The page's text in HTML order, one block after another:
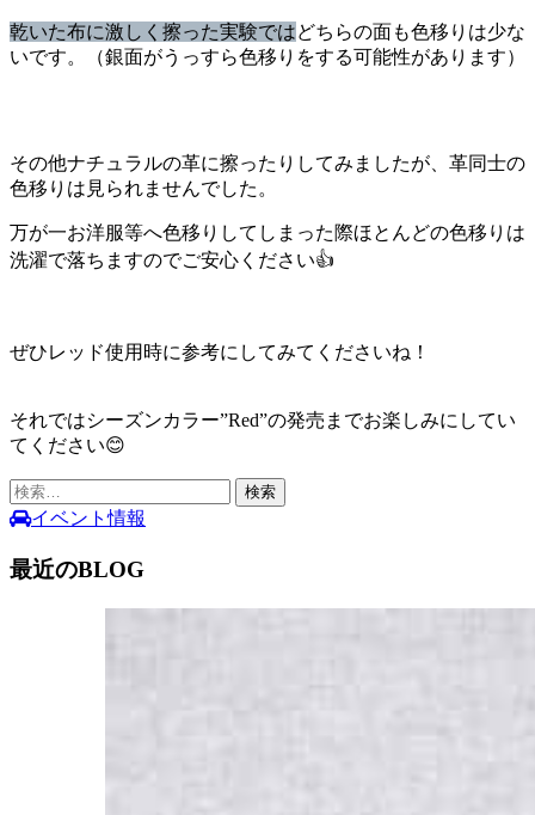
乾いた布に激しく擦った実験ではどちらの面も色移りは少な
いです。（銀面がうっすら色移りをする可能性があります）
その他ナチュラルの革に擦ったりしてみましたが、革同士の
色移りは見られませんでした。
万が一お洋服等へ色移りしてしまった際ほとんどの色移りは
洗濯で落ちますのでご安心ください👍
ぜひレッド使用時に参考にしてみてくださいね！
それではシーズンカラー”Red”の発売までお楽しみにしてい
てください😊
検
索:イベント情報
最近のBLOG